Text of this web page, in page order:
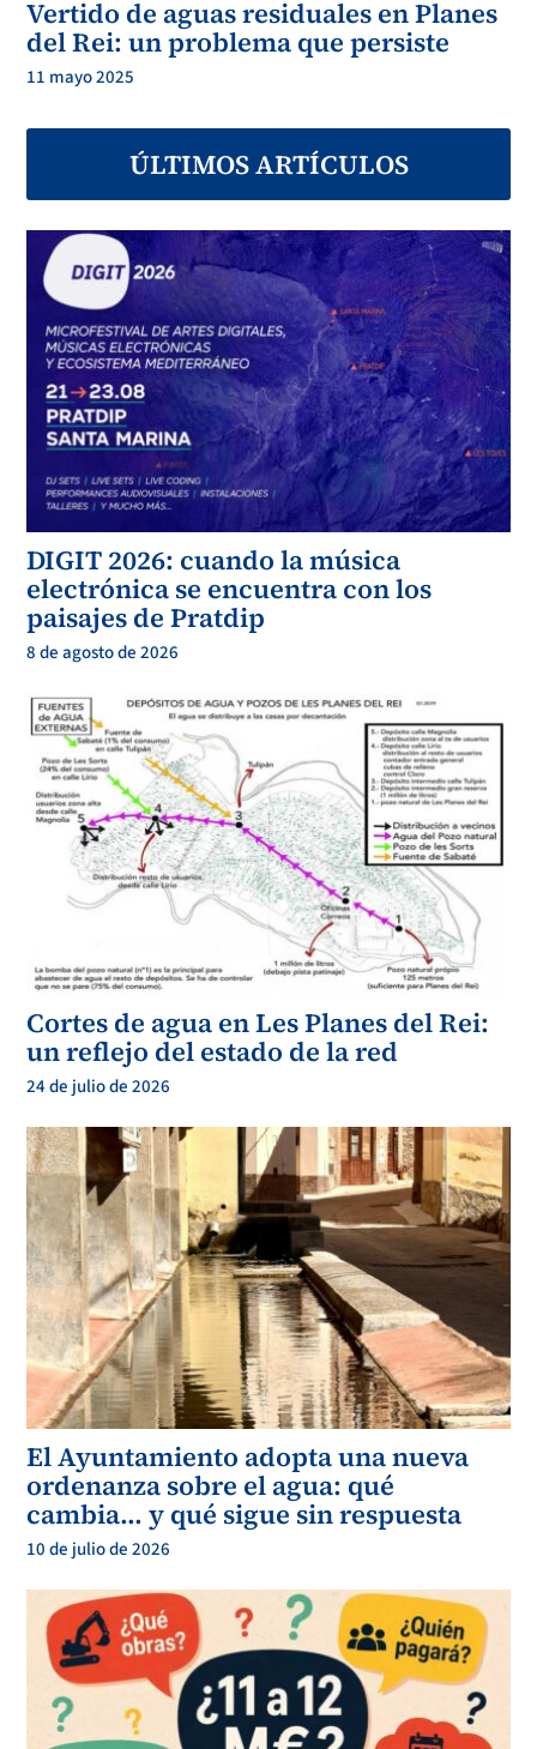
Vertido de aguas residuales en Planes
del Rei: un problema que persiste
11 mayo 2025
ÚLTIMOS ARTÍCULOS
DIGIT 2026: cuando la música
electrónica se encuentra con los
paisajes de Pratdip
8 de agosto de 2026
Cortes de agua en Les Planes del Rei:
un reflejo del estado de la red
24 de julio de 2026
El Ayuntamiento adopta una nueva
ordenanza sobre el agua: qué
cambia… y qué sigue sin respuesta
10 de julio de 2026